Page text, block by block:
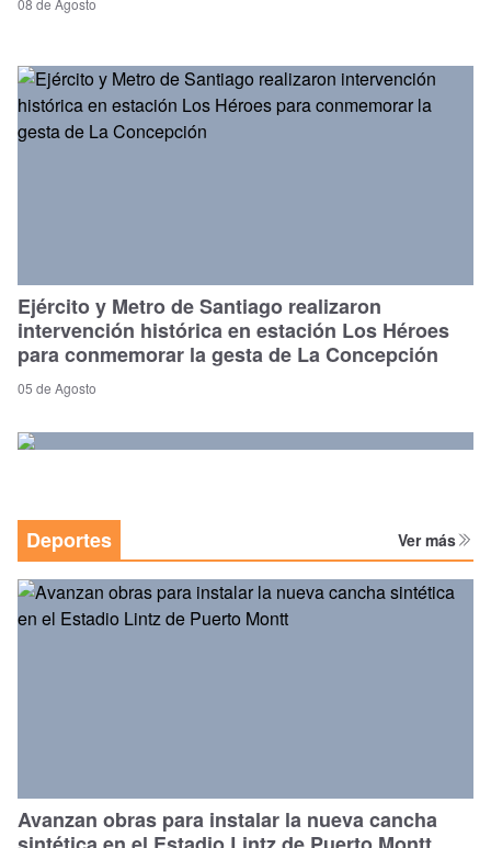
08 de Agosto
Ejército y Metro de Santiago realizaron
intervención histórica en estación Los Héroes
para conmemorar la gesta de La Concepción
05 de Agosto
Deportes Ver más
Avanzan obras para instalar la nueva cancha